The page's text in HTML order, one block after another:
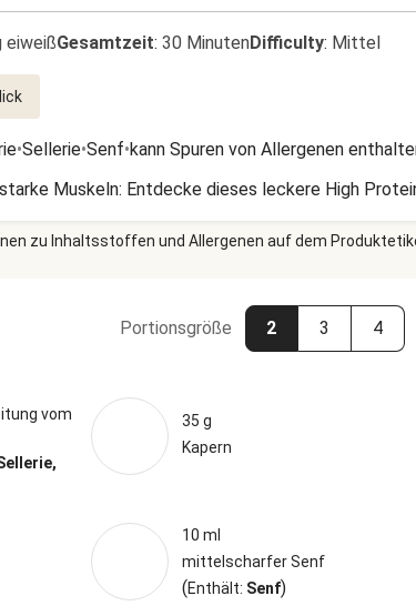
eiweißGesamtzeit: 30 MinutenDifficulty: Mittel
•Sellerie•Senf•kann Spuren von Allergenen
Muskeln: Entdecke dieses leckere High
zu Inhaltsstoffen und Allergenen auf dem
Portionsgröße 2 3 4
vom
35 g
Kapern
10 ml
mittelscharfer Senf
(Enthält: Senf)